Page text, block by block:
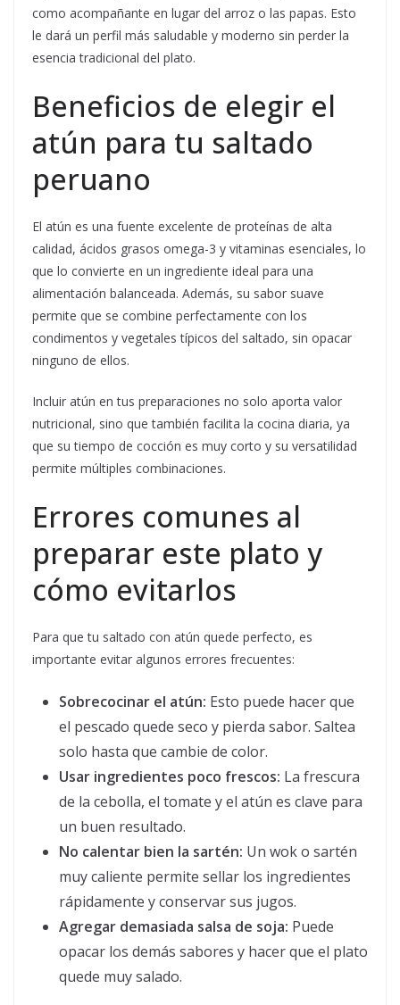
como acompañante en lugar del arroz o las papas. Esto
le dará un perfil más saludable y moderno sin perder la
esencia tradicional del plato.
Beneficios de elegir el
atún para tu saltado
peruano
El atún es una fuente excelente de proteínas de alta
calidad, ácidos grasos omega-3 y vitaminas esenciales, lo
que lo convierte en un ingrediente ideal para una
alimentación balanceada. Además, su sabor suave
permite que se combine perfectamente con los
condimentos y vegetales típicos del saltado, sin opacar
ninguno de ellos.
Incluir atún en tus preparaciones no solo aporta valor
nutricional, sino que también facilita la cocina diaria, ya
que su tiempo de cocción es muy corto y su versatilidad
permite múltiples combinaciones.
Errores comunes al
preparar este plato y
cómo evitarlos
Para que tu saltado con atún quede perfecto, es
importante evitar algunos errores frecuentes:
Sobrecocinar el atún: Esto puede hacer que
el pescado quede seco y pierda sabor. Saltea
solo hasta que cambie de color.
Usar ingredientes poco frescos: La frescura
de la cebolla, el tomate y el atún es clave para
un buen resultado.
No calentar bien la sartén: Un wok o sartén
muy caliente permite sellar los ingredientes
rápidamente y conservar sus jugos.
Agregar demasiada salsa de soja: Puede
opacar los demás sabores y hacer que el plato
quede muy salado.